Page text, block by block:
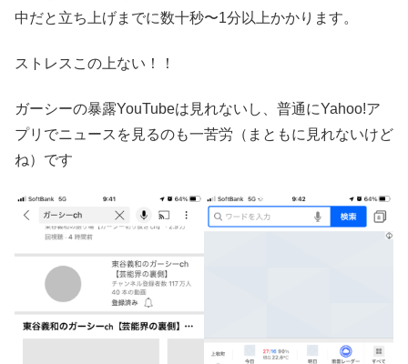
中だと立ち上げまでに数十秒〜1分以上かかります。
ストレスこの上ない！！
ガーシーの暴露YouTubeは見れないし、普通にYahoo!ア
プリでニュースを見るのも一苦労（まともに見れないけど
ね）です